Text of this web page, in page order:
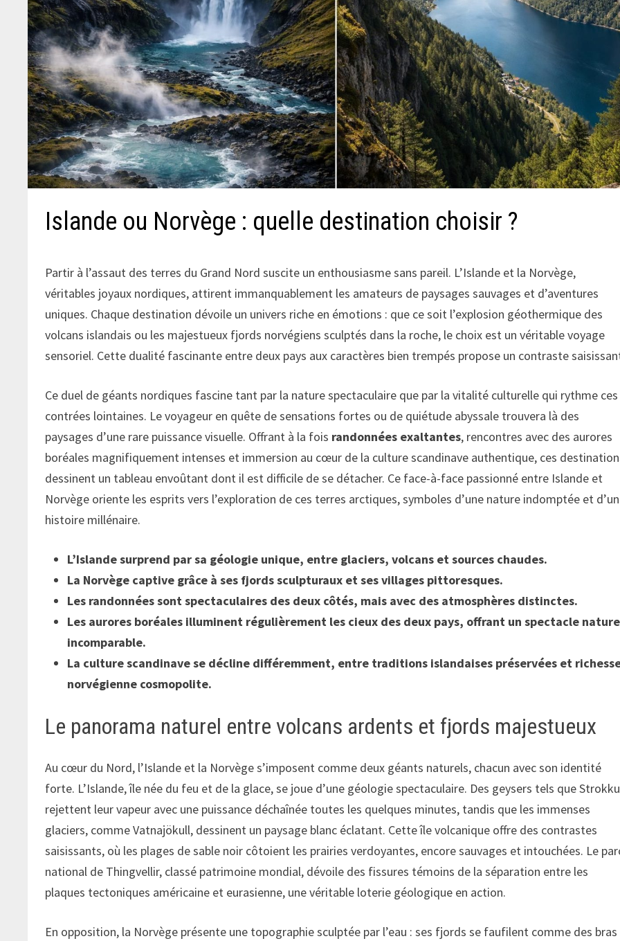
Islande ou Norvège : quelle destination choisir ?
Partir à l’assaut des terres du Grand Nord suscite un enthousiasme sans pareil. L’Islande et la Norvège,
véritables joyaux nordiques, attirent immanquablement les amateurs de paysages sauvages et d’aventures
uniques. Chaque destination dévoile un univers riche en émotions : que ce soit l’explosion géothermique des
volcans islandais ou les majestueux fjords norvégiens sculptés dans la roche, le choix est un véritable voyage
sensoriel. Cette dualité fascinante entre deux pays aux caractères bien trempés propose un contraste
Ce duel de géants nordiques fascine tant par la nature spectaculaire que par la vitalité culturelle qui rythme ces
contrées lointaines. Le voyageur en quête de sensations fortes ou de quiétude abyssale trouvera là des
paysages d’une rare puissance visuelle. Offrant à la fois randonnées exaltantes, rencontres avec des aurores
boréales magnifiquement intenses et immersion au cœur de la culture scandinave authentique, ces
dessinent un tableau envoûtant dont il est difficile de se détacher. Ce face-à-face passionné entre Islande et
Norvège oriente les esprits vers l’exploration de ces terres arctiques, symboles d’une nature indomptée et
histoire millénaire.
L’Islande surprend par sa géologie unique, entre glaciers, volcans et sources chaudes.
La Norvège captive grâce à ses fjords sculpturaux et ses villages pittoresques.
Les randonnées sont spectaculaires des deux côtés, mais avec des atmosphères distinctes.
Les aurores boréales illuminent régulièrement les cieux des deux pays, offrant un spectacle
incomparable.
La culture scandinave se décline différemment, entre traditions islandaises préservées et
norvégienne cosmopolite.
Le panorama naturel entre volcans ardents et fjords majestueux
Au cœur du Nord, l’Islande et la Norvège s’imposent comme deux géants naturels, chacun avec son identité
forte. L’Islande, île née du feu et de la glace, se joue d’une géologie spectaculaire. Des geysers tels que
rejettent leur vapeur avec une puissance déchaînée toutes les quelques minutes, tandis que les immenses
glaciers, comme Vatnajökull, dessinent un paysage blanc éclatant. Cette île volcanique offre des contrastes
saisissants, où les plages de sable noir côtoient les prairies verdoyantes, encore sauvages et intouchées. Le
national de Thingvellir, classé patrimoine mondial, dévoile des fissures témoins de la séparation entre les
plaques tectoniques américaine et eurasienne, une véritable loterie géologique en action.
En opposition, la Norvège présente une topographie sculptée par l’eau : ses fjords se faufilent comme des bras